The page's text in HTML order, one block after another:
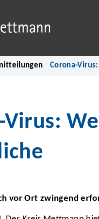
Corona-
Virus:
vor Ort zwingend